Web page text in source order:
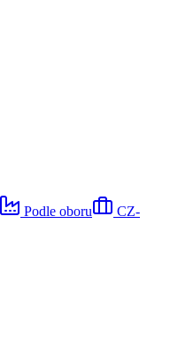
Podle oboru
CZ-